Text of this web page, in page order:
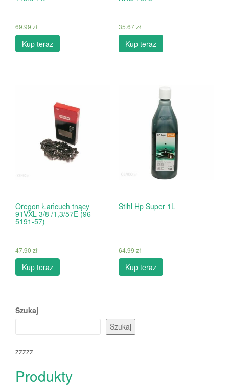
69.99 zł
Kup teraz
35.67zł
Kup teraz
Oregon Łańcuch tnący
91VXL 3/8 /1,3/57E (96-
5191-57)
47.90 zł
Kup teraz
Stihl Hp Super 1L
64.99 zł
Kup teraz
Szukaj
Szukaj
zzzzz
Produkty